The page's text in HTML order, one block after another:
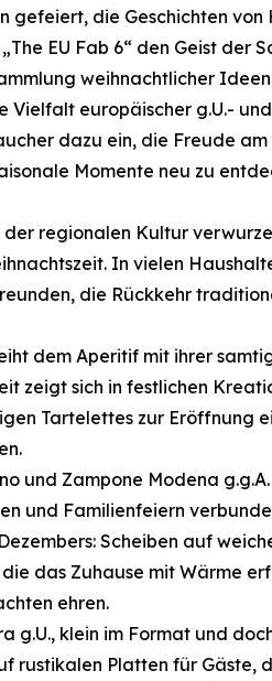
gefeiert, die Geschichten
EU Fab 6“ den Geist der
weihnachtlicher
Vielfalt europäischer g.U.-
dazu ein, die Freude
Momente neu zu
regionalen Kultur
In vielen
die Rückkehr
dem Aperitif mit ihrer
zeigt sich in festlichen
Tartelettes zur Eröffnung
und Zampone Modena
und Familienfeiern
Scheiben auf
das Zuhause mit Wärme
ehren.
g.U., klein im Format und
rustikalen Platten für Gäste,